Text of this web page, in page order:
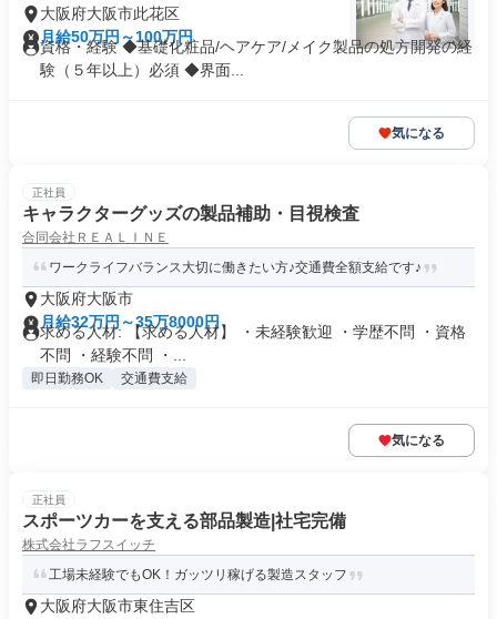
大阪府大阪市此花区
月給50万円～100万円
資格・経験 ◆基礎化粧品/ヘアケア/メイク製品の処方開発の経
験（５年以上）必須 ◆界面...
気になる
正社員
キャラクターグッズの製品補助・目視検査
合同会社ＲＥＡＬＩＮＥ
ワークライフバランス大切に働きたい方♪交通費全額支給です♪
大阪府大阪市
月給32万円～35万8000円
求める人材: 【求める人材】 ・未経験歓迎 ・学歴不問 ・資格
不問 ・経験不問 ・...
即日勤務OK 交通費支給
気になる
正社員
スポーツカーを支える部品製造|社宅完備
株式会社ラフスイッチ
工場未経験でもOK！ガッツリ稼げる製造スタッフ
大阪府大阪市東住吉区